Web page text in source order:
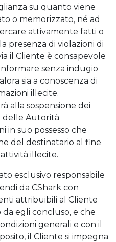
su quanto viene
o memorizzato, né ad
attivamente fatti o
presenza di violazioni di
il Cliente è consapevole
senza indugio
sia a conoscenza di
illecite.
alla sospensione dei
delle Autorità
in suo possesso che
del destinatario al fine
illecite.
esclusivo responsabile
da CShark con
attribuibili al Cliente
egli concluso, e che
generali e con il
il Cliente si impegna